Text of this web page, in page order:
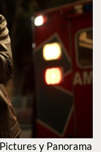
y Panorama